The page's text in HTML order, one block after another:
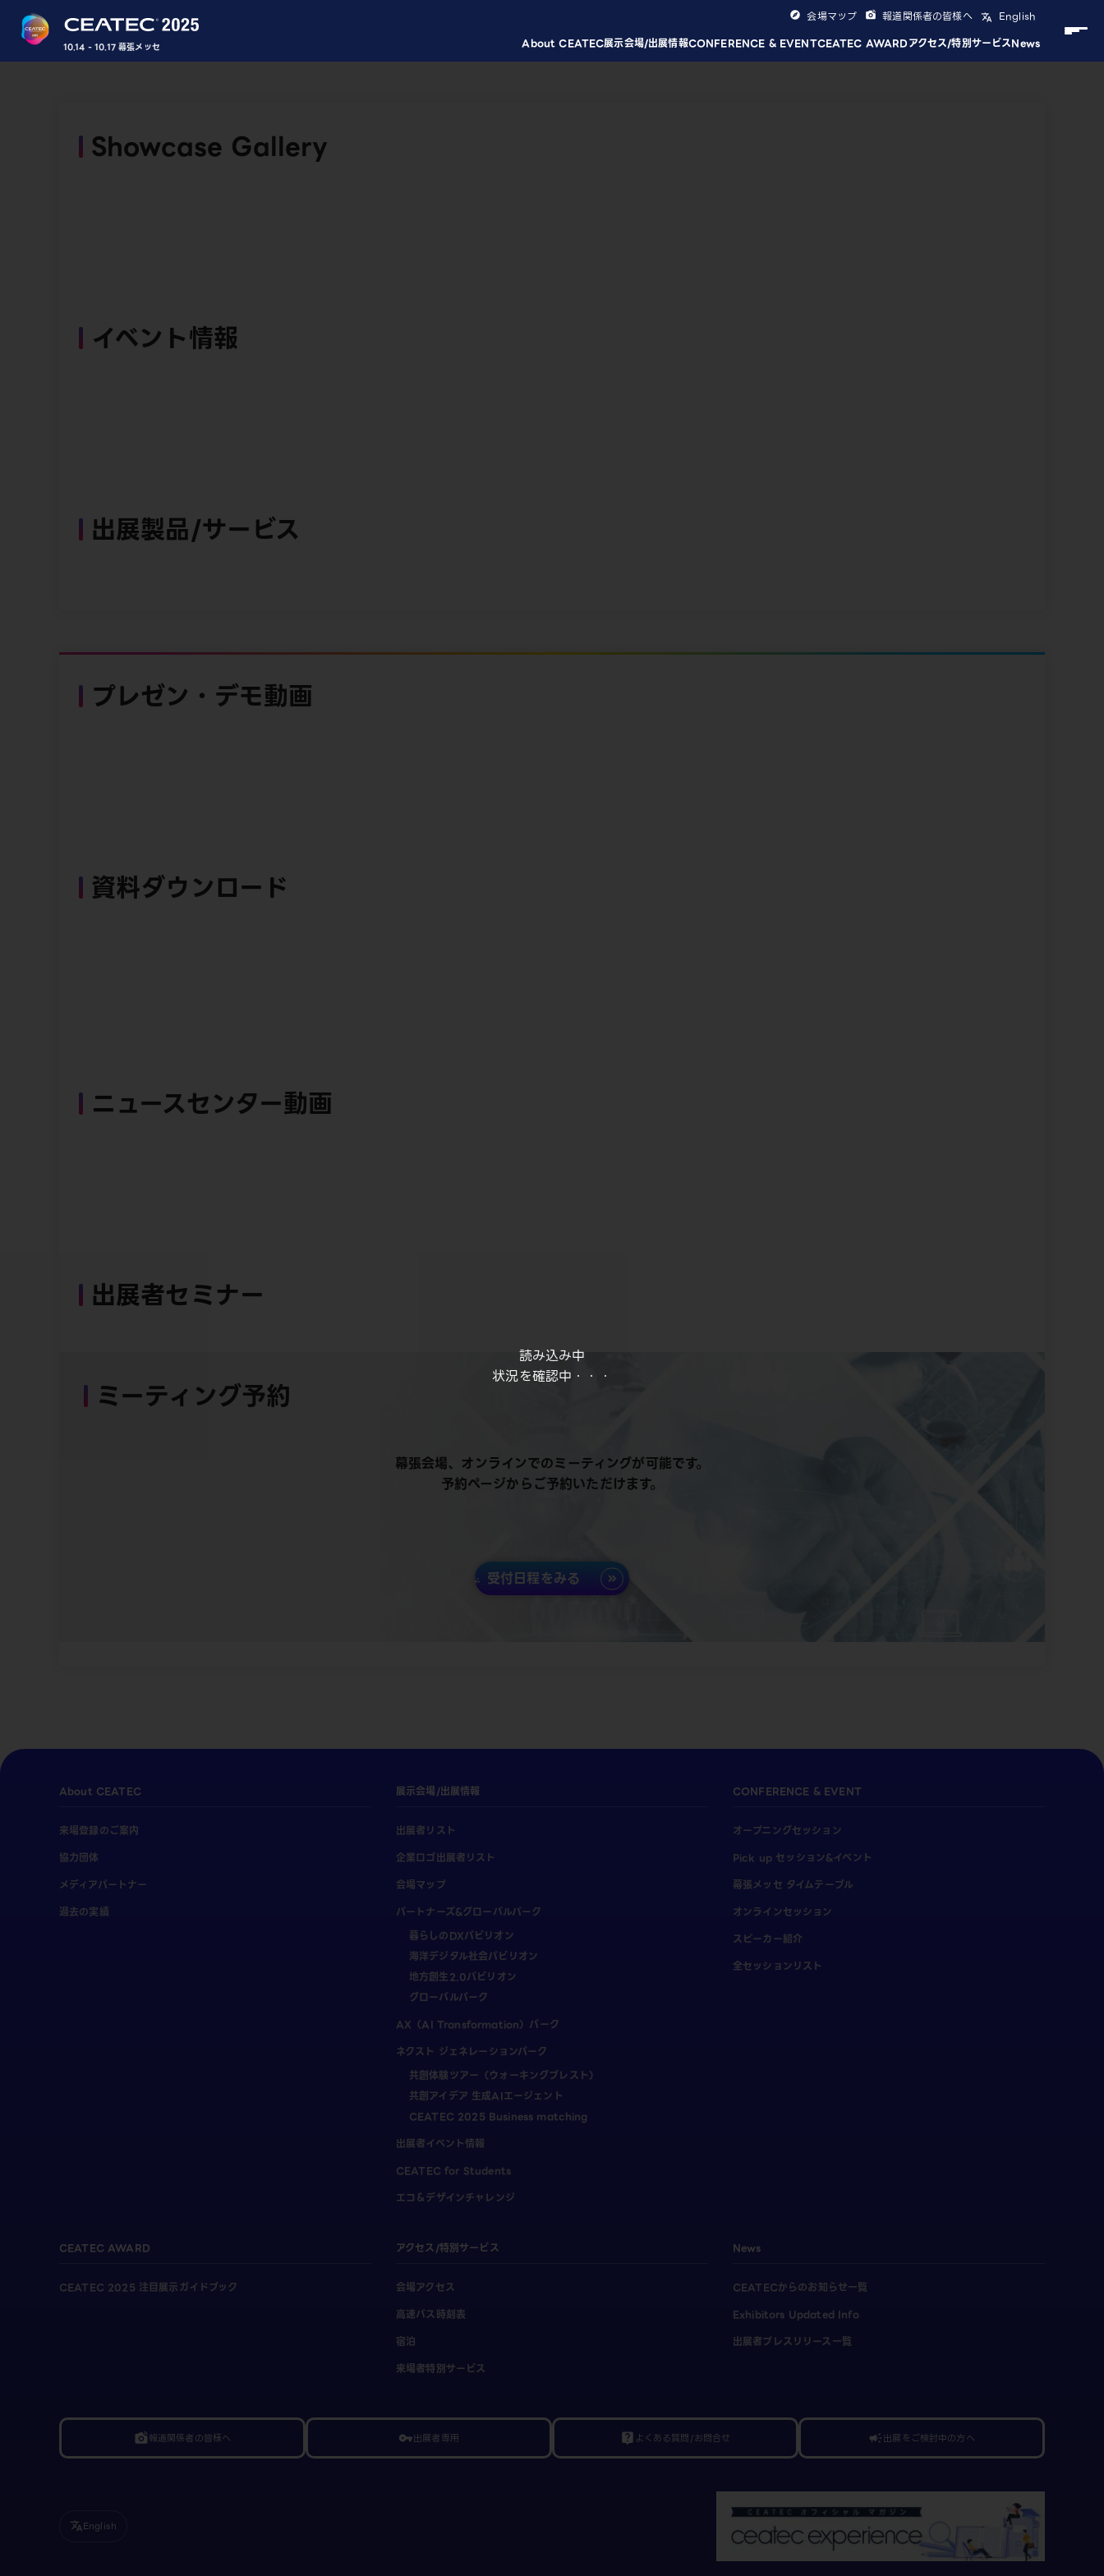
読み込み中
状況を確認中・・・
10.14 - 10.17 幕張メッセ About CEATEC展示会場/出展情報CONFERENCE & EVENTCEATEC AWARDアクセス/特別サービスNews
会場マップ 報道関係者の皆様へ English
Showcase Gallery
イベント情報
出展製品/サービス
プレゼン・デモ動画
資料ダウンロード
ニュースセンター動画
出展者セミナー
ミーティング予約
幕張会場、オンラインでのミーティングが可能です。
予約ページからご予約いただけます。
受付日程をみる
About CEATEC
来場登録のご案内
協力団体
メディアパートナー
過去の実績
展示会場/出展情報
出展者リスト
企業ロゴ出展者リスト
会場マップ
パートナーズ&グローバルパーク
暮らしのDXパビリオン
海洋デジタル社会パビリオン
地方創生2.0パビリオン
グローバルパーク
AX（AI Transformation）パーク
ネクスト ジェネレーションパーク
共創体験ツアー（ウォーキングブレスト）
共創アイデア 生成AIエージェント
CEATEC 2025 Business matching
出展者イベント情報
CEATEC for Students
エコ＆デザインチャレンジ
CONFERENCE & EVENT
オープニングセッション
Pick up セッション&イベント
幕張メッセ タイムテーブル
オンラインセッション
スピーカー紹介
全セッションリスト
CEATEC AWARD
CEATEC 2025 注目展示ガイドブック
アクセス/特別サービス
会場アクセス
高速バス時刻表
宿泊
来場者特別サービス
News
CEATECからのお知らせ一覧
Exhibitors Updated Info
出展者プレスリリース一覧
linked_camera報道関係者の皆様へ vpn_key出展者専用 live_help よくある質問/お問合せ campaign出展をご検討中の方へ
translateEnglish